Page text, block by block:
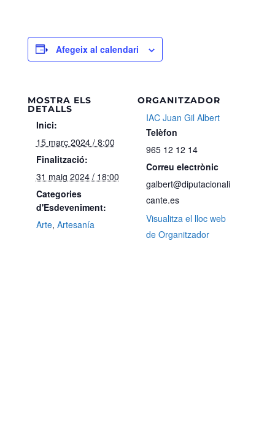
Afegeix al calendari
MOSTRA ELS
DETALLS
Inici:
15 març 2024 / 8:00
Finalització:
31 maig 2024 / 18:00
Categories
d'Esdeveniment:
Arte, Artesanía
ORGANITZADOR
IAC Juan Gil Albert
Telèfon
965 12 12 14
Correu electrònic
galbert@diputacionali
cante.es
Visualitza el lloc web
de Organitzador